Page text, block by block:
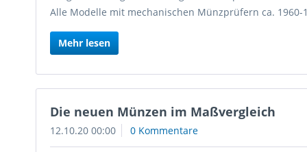
Alle Modelle mit mechanischen Münzprüfern ca. 1960-
Mehr lesen
Die neuen Münzen im Maßvergleich
12.10.20 00:00 0 Kommentare